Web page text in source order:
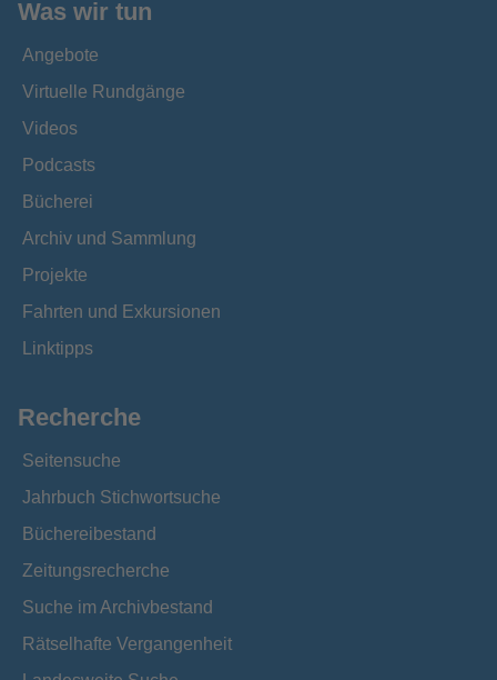
Was wir tun
Angebote
Virtuelle Rundgänge
Videos
Podcasts
Bücherei
Archiv und Sammlung
Projekte
Fahrten und Exkursionen
Linktipps
Recherche
Seitensuche
Jahrbuch Stichwortsuche
Büchereibestand
Zeitungsrecherche
Suche im Archivbestand
Rätselhafte Vergangenheit